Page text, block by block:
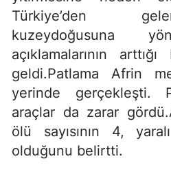
Türkiye’den
kuzeydoğusuna
açıklamalarının
geldi.Patlama Afrin
yerinde gerçekleşti.
araçlar da zarar
ölü sayısının 4,
olduğunu belirtti.